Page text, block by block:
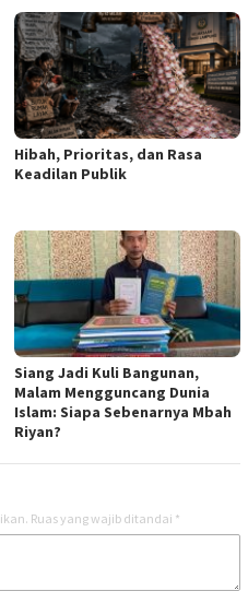
Hibah, Prioritas, dan Rasa
Keadilan Publik
Siang Jadi Kuli Bangunan,
Malam Mengguncang Dunia
Islam: Siapa Sebenarnya Mbah
Riyan?
Ruas yang wajib ditandai *